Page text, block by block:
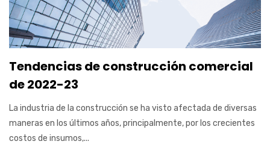
Tendencias de construcción comercial
de 2022-23
La industria de la construcción se ha visto afectada de diversas
maneras en los últimos años, principalmente, por los crecientes
costos de insumos,...